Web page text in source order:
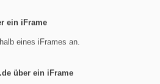
ein iFrame
eines iFrames an.
über ein iFrame